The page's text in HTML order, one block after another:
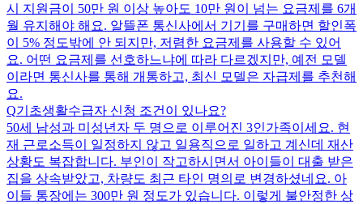
시 지원금이 50만 원 이상 높아도 10만 원이 넘는 요금제를 6개
월 유지해야 해요. 알뜰폰 통신사에서 기기를 구매하면 할인폭
이 5% 정도밖에 안 되지만, 저렴한 요금제를 사용할 수 있어
요. 어떤 요금제를 선호하느냐에 따라 다르겠지만, 예전 모델
이라면 통신사를 통해 개통하고, 최신 모델은 자급제를 추천해
요.
Q기초생활수급자 신청 조건이 있나요?
50세 남성과 미성년자 두 명으로 이루어진 3인가족이세요. 현
재 근로소득이 일정하지 않고 일용직으로 일하고 계신데 재산
상황도 복잡합니다. 부인이 작고하시면서 아이들이 대출 받은
집을 상속받았고, 차량도 최근 타인 명의로 변경하셨네요. 아
이들 통장에는 300만 원 정도가 있습니다. 이렇게 불안정한 상